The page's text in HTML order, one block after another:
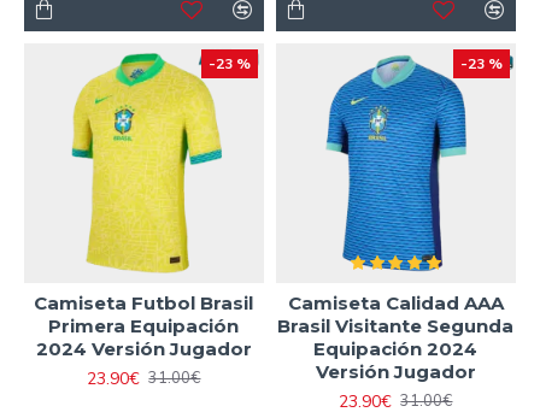
-23 %
Camiseta Futbol Brasil
Primera Equipación
2024 Versión Jugador
23.90€ 31.00€
-23 %
Camiseta Calidad AAA
Brasil Visitante Segunda
Equipación 2024
Versión Jugador
23.90€ 31.00€